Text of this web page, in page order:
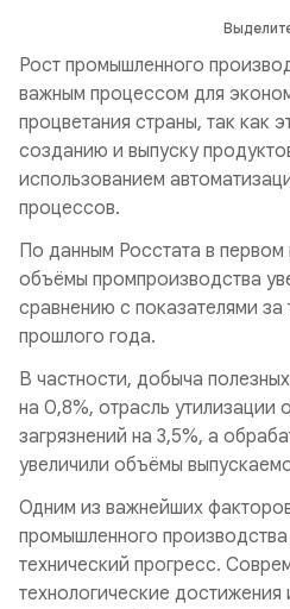
Рост промышленного
важным процессом для
процветания страны, так как
созданию и выпуску
использованием
процессов.
По данным Росстата в
объёмы промпроизводства
сравнению с показателями
прошлого года.
В частности, добыча
на 0,8%, отрасль утилизации
загрязнений на 3,5%, а
увеличили объёмы
Одним из важнейших
промышленного производства
технический прогресс.
технологические